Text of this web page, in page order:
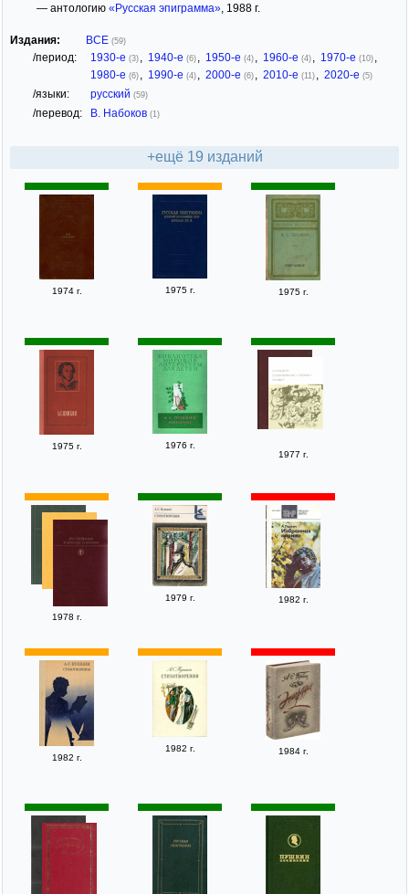
— антологию «Русская эпиграмма», 1988 г.
Издания: ВСЕ (59)
/период: 1930-е (3) 1940-е (6) 1950-е (4) 1960-е (4) 1970-е (10)
1980-е (6) 1990-е (4) 2000-е (6) 2010-е (11) 2020-е (5)
/языки: русский (59)
/перевод: В. Набоков (1)
+ещё 19 изданий
1974 г. 1975 г. 1975 г.
1975 г.
1976 г.
1977 г.
1978 г.
1979 г. 1982 г.
1982 г.
1982 г. 1984 г.